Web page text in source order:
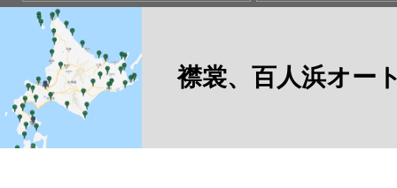
襟裳、百人浜オー